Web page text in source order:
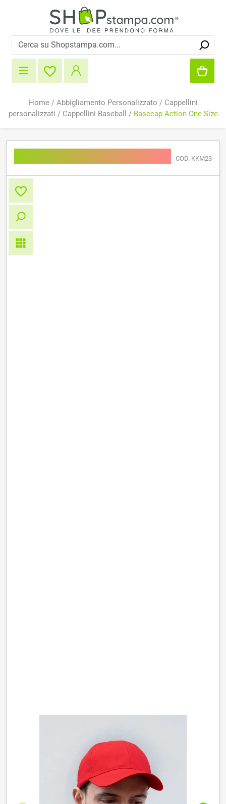
Home/ Abbigliamento Personalizzato / Cappellini
personalizzati / Cappellini Baseball / Basecap Action One Size
COD. KKM23